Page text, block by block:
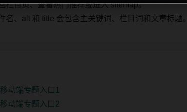
栏目页、查看热门推荐或进入 sitemap。
名、alt 和 title 会包含主关键词、栏目词和文章标题。
动端专题入口1
动端专题入口2